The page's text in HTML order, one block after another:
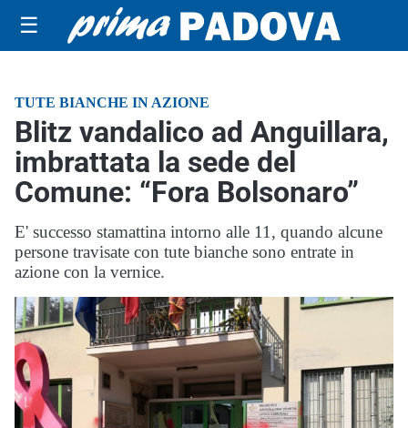
☰
TUTE BIANCHE IN AZIONE
Blitz vandalico ad Anguillara,
imbrattata la sede del
Comune: “Fora Bolsonaro”
E' successo stamattina intorno alle 11, quando alcune
persone travisate con tute bianche sono entrate in
azione con la vernice.